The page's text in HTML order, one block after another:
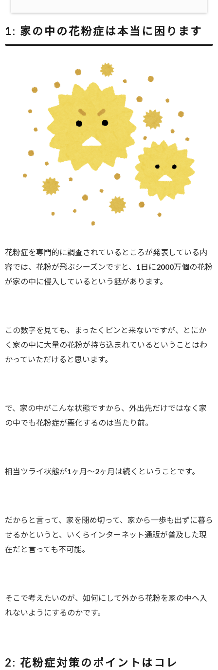
1: 家の中の花粉症は本当に困ります
花粉症を専門的に調査されているところが発表している内
容では、花粉が飛ぶシーズンですと、1日に2000万個の花粉
が家の中に侵入しているという話があります。
この数字を見ても、まったくピンと来ないですが、とにか
く家の中に大量の花粉が持ち込まれているということはわ
かっていただけると思います。
で、家の中がこんな状態ですから、外出先だけではなく家
の中でも花粉症が悪化するのは当たり前。
相当ツライ状態が1ヶ月～2ヶ月は続くということです。
だからと言って、家を閉め切って、家から一歩も出ずに暮ら
せるかというと、いくらインターネット通販が普及した現
在だと言っても不可能。
そこで考えたいのが、如何にして外から花粉を家の中へ入
れないようにするのかです。
2: 花粉症対策のポイントはコレ